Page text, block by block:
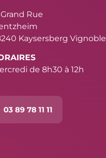
Grand Rue
Kaysersberg Vignoble
de 8h30 à 12h
03 89 78 11 11